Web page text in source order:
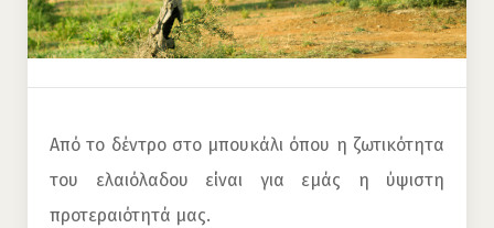
Από το δέντρο στο μπουκάλι όπου η ζωτικότητα
του ελαιόλαδου είναι για εμάς η ύψιστη
προτεραιότητά μας.